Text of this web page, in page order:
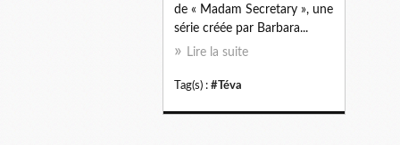
de « Madam Secretary », une
série créée par Barbara...
Lire la suite
Tag(s) : #Téva